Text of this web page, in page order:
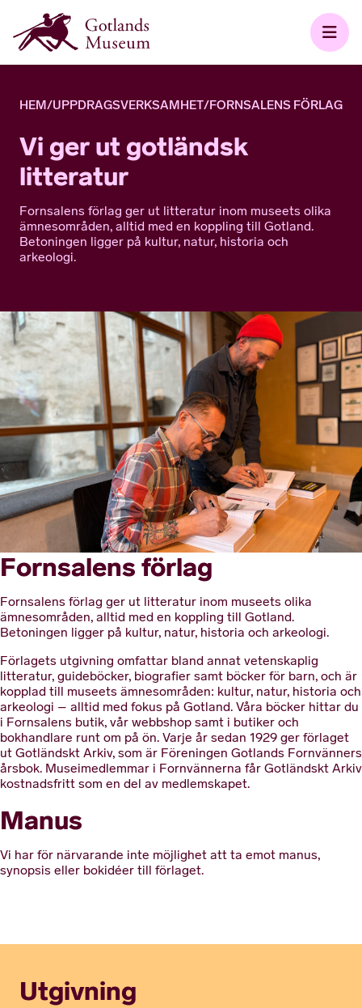
HEM/UPPDRAGSVERKSAMHET/FORNSALENS FÖRLAG
Vi ger ut gotländsk
litteratur
Fornsalens förlag ger ut litteratur inom museets olika
ämnesområden, alltid med en koppling till Gotland.
Betoningen ligger på kultur, natur, historia och
arkeologi.
Fornsalens förlag
Fornsalens förlag ger ut litteratur inom museets olika
ämnesområden, alltid med en koppling till Gotland.
Betoningen ligger på kultur, natur, historia och arkeologi.
Förlagets utgivning omfattar bland annat vetenskaplig
litteratur, guideböcker, biografier samt böcker för barn, och är
kopplad till museets ämnesområden: kultur, natur, historia och
arkeologi – alltid med fokus på Gotland. Våra böcker hittar du
i Fornsalens butik, vår webbshop samt i butiker och
bokhandlare runt om på ön. Varje år sedan 1929 ger förlaget
ut Gotländskt Arkiv, som är Föreningen Gotlands Fornvänners
årsbok. Museimedlemmar i Fornvännerna får Gotländskt Arkiv
kostnadsfritt som en del av medlemskapet.
Manus
Vi har för närvarande inte möjlighet att ta emot manus,
synopsis eller bokidéer till förlaget.
Utgivning